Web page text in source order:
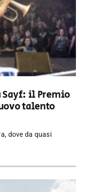
Sayf: il Premio
talento
dove da quasi